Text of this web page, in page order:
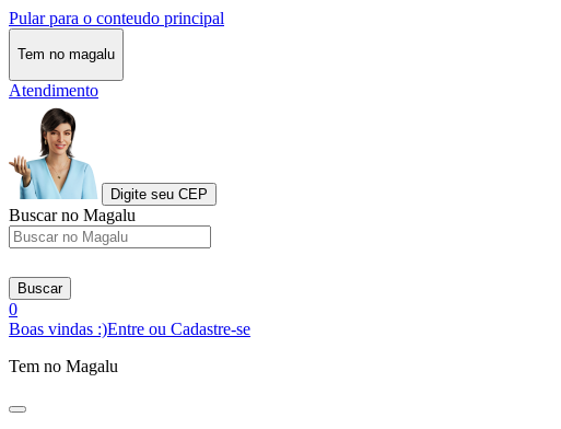
Pular para o conteudo principal
Tem no magalu
Atendimento
Digite seu CEP
Buscar no Magalu
Buscar
0
Boas vindas :)Entre ou Cadastre-se
Tem no Magalu